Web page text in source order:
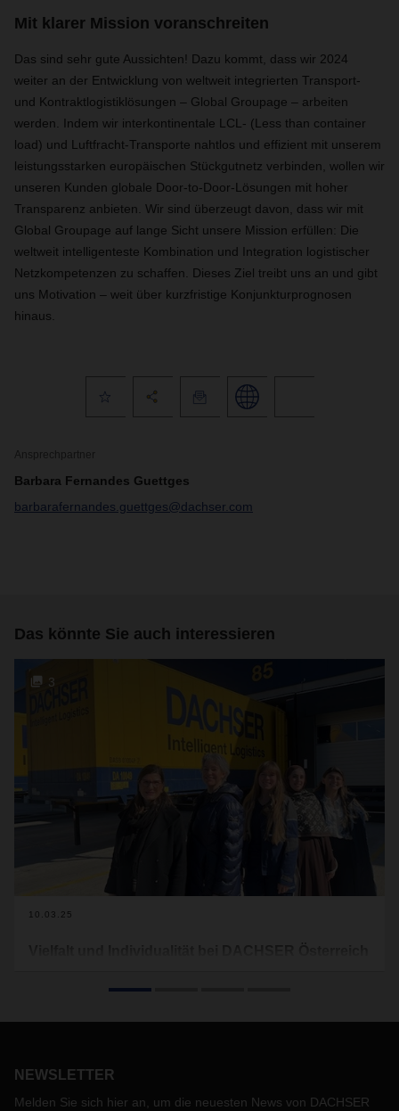
Mit klarer Mission voranschreiten
Das sind sehr gute Aussichten! Dazu kommt, dass wir 2024
weiter an der Entwicklung von weltweit integrierten Transport-
und Kontraktlogistiklösungen – Global Groupage – arbeiten
werden. Indem wir interkontinentale LCL- (Less than container
load) und Luftfracht-Transporte nahtlos und effizient mit unserem
leistungsstarken europäischen Stückgutnetz verbinden, wollen wir
unseren Kunden globale Door-to-Door-Lösungen mit hoher
Transparenz anbieten. Wir sind überzeugt davon, dass wir mit
Global Groupage auf lange Sicht unsere Mission erfüllen: Die
weltweit intelligenteste Kombination und Integration logistischer
Netzkompetenzen zu schaffen. Dieses Ziel treibt uns an und gibt
uns Motivation – weit über kurzfristige Konjunkturprognosen
hinaus.
Ansprechpartner
Barbara Fernandes Guettges
barbarafernandes.guettges@dachser.com
Das könnte Sie auch interessieren
3
10.03.25
NEWSLETTER
Melden Sie sich hier an, um die neuesten News von DACHSER